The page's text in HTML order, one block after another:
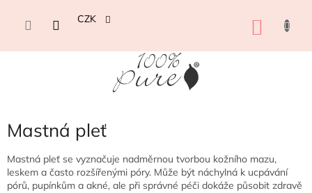
obsah
CZK
Mastná pleť
Mastná pleť se vyznačuje nadměrnou tvorbou kožního mazu,
leskem a často rozšířenými póry. Může být náchylná k ucpávání
pórů, pupínkům a akné, ale při správné péči dokáže působit zdravě